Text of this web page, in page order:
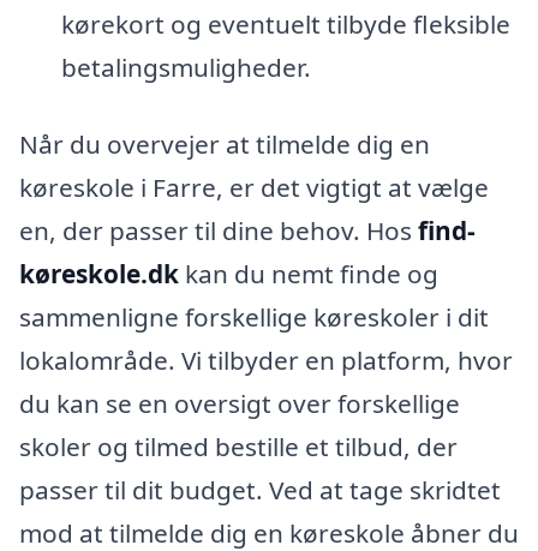
kørekort og eventuelt tilbyde fleksible
betalingsmuligheder.
Når du overvejer at tilmelde dig en
køreskole i Farre, er det vigtigt at vælge
en, der passer til dine behov. Hos find-
køreskole.dk kan du nemt finde og
sammenligne forskellige køreskoler i dit
lokalområde. Vi tilbyder en platform, hvor
du kan se en oversigt over forskellige
skoler og tilmed bestille et tilbud, der
passer til dit budget. Ved at tage skridtet
mod at tilmelde dig en køreskole åbner du